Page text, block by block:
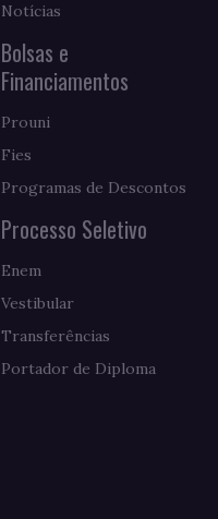
Notícias
Bolsas e
Financiamentos
Prouni
Fies
Programas de Descontos
Processo Seletivo
Enem
Vestibular
Transferências
Portador de Diploma